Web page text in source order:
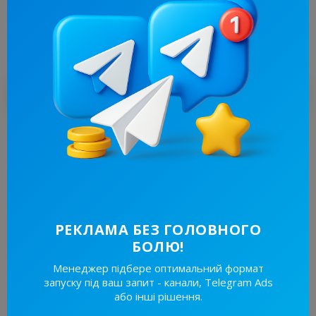
Охоплення.
Читати
Дослідження Дивитися все
24 жовтня 2024, 19:57
РЕКЛАМА БЕЗ ГОЛОВНОГО
БОЛЮ!
Менеджер підбере оптимальний формат
запуску під ваш запит - канали, Telegram Ads
або інші рішення.